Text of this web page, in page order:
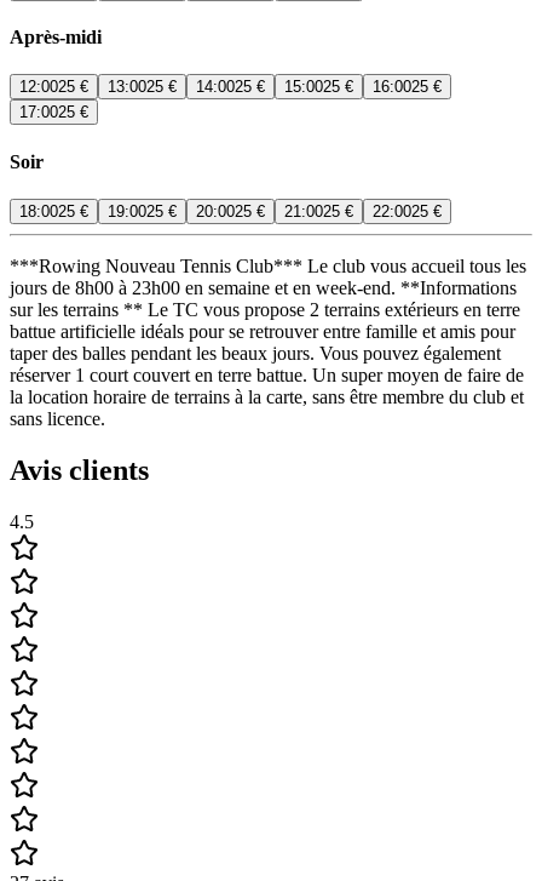
Après-midi
12:0025 € 13:0025 € 14:0025 € 15:0025 € 16:0025 €
17:0025 €
Soir
18:0025 € 19:0025 € 20:0025 € 21:0025 € 22:0025 €
***Rowing Nouveau Tennis Club*** Le club vous accueil tous les
jours de 8h00 à 23h00 en semaine et en week-end. **Informations
sur les terrains ** Le TC vous propose 2 terrains extérieurs en terre
battue artificielle idéals pour se retrouver entre famille et amis pour
taper des balles pendant les beaux jours. Vous pouvez également
réserver 1 court couvert en terre battue. Un super moyen de faire de
la location horaire de terrains à la carte, sans être membre du club et
sans licence.
Avis clients
4.5